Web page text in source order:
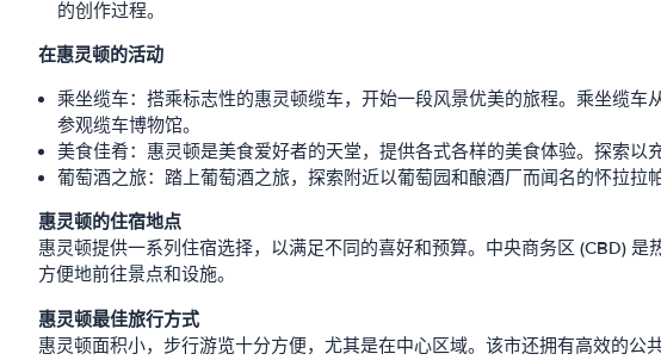
的创作过程。
在惠灵顿的活动
乘坐缆车：搭乘标志性的惠灵顿缆车，开始一段风景优美的旅程。乘坐缆
参观缆车博物馆。
美食佳肴：惠灵顿是美食爱好者的天堂，提供各式各样的美食体验。探索
葡萄酒之旅：踏上葡萄酒之旅，探索附近以葡萄园和酿酒厂而闻名的怀拉拉
惠灵顿的住宿地点
惠灵顿提供一系列住宿选择，以满足不同的喜好和预算。中央商务区 (CBD)
方便地前往景点和设施。
惠灵顿最佳旅行方式
惠灵顿面积小，步行游览十分方便，尤其是在中心区域。该市还拥有高效的